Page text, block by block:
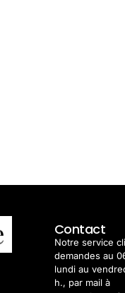
Contact
Notre service
demandes au
lundi au
h., par mail à